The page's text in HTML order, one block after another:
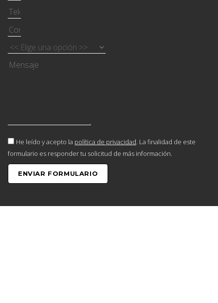
He leído y acepto la política de privacidad. La finalidad de este
formulario es responder tu solicitud de más información.
ENVIAR FORMULARIO